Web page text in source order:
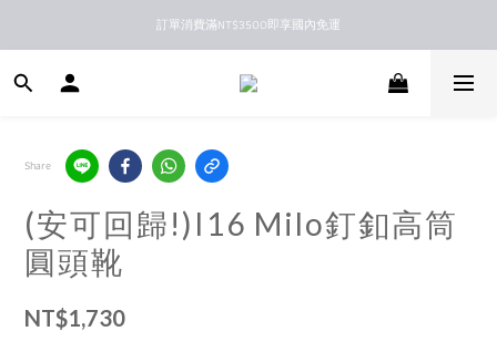
新馬港澳順豐到付配送
訂單消費滿NT$3500即享國內免運
新馬港澳順豐到付配送
Share
(安可回歸!)I16 Milo釘釦高筒
圓頭靴
NT$1,730